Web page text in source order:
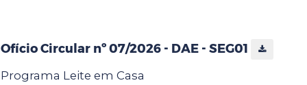
Ofício Circular nº 07/2026 - DAE - SEG01
Programa Leite em Casa